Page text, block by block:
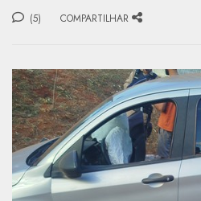
(5) COMPARTILHAR